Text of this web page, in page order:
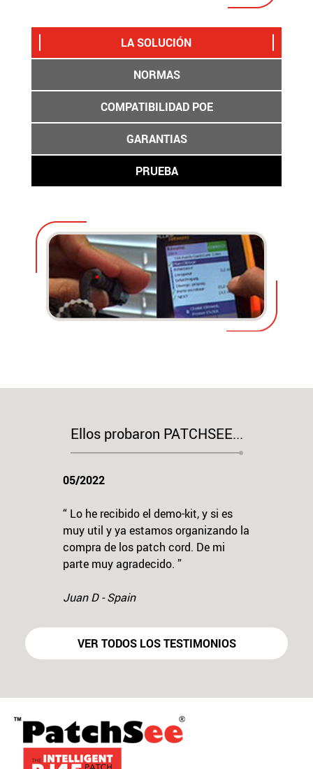
LA SOLUCIÓN
NORMAS
COMPATIBILIDAD POE
GARANTIAS
PRUEBA
Ellos probaron PATCHSEE...
05/2022
“ Lo he recibido el demo-kit, y si es
muy util y ya estamos organizando la
compra de los patch cord. De mi
parte muy agradecido. ”
Juan D - Spain
Previous
VER TODOS LOS TESTIMONIOS